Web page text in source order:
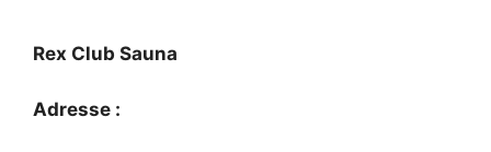
Rex Club Sauna
Adresse :